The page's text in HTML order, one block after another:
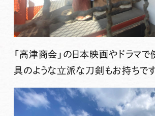
「高津商会」の日本映画やドラマ
具のような立派な刀剣もお持ちです